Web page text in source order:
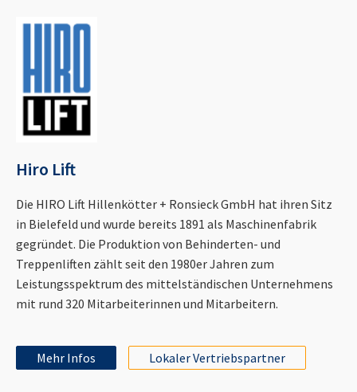
Hiro Lift
Die HIRO Lift Hillenkötter + Ronsieck GmbH hat ihren Sitz
in Bielefeld und wurde bereits 1891 als Maschinenfabrik
gegründet. Die Produktion von Behinderten- und
Treppenliften zählt seit den 1980er Jahren zum
Leistungsspektrum des mittelständischen Unternehmens
mit rund 320 Mitarbeiterinnen und Mitarbeitern.
Mehr Infos Lokaler Vertriebspartner